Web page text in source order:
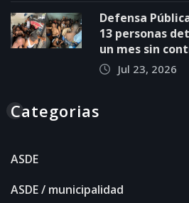
Defensa
13 personas
un mes sin
Jul 23, 2026
Categorias
ASDE
ASDE / municipalidad